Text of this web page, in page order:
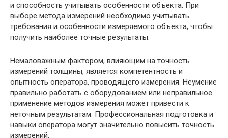
и способность учитывать особенности объекта. При
выборе метода измерений необходимо учитывать
требования и особенности измеряемого объекта, чтобы
получить наиболее точные результаты.
Немаловажным фактором, влияющим на точность
измерений толщины, является компетентность и
опытность оператора, проводящего измерения. Неумение
правильно работать с оборудованием или неправильное
применение методов измерения может привести к
неточным результатам. Профессиональная подготовка и
навыки оператора могут значительно повысить точность
измерений.